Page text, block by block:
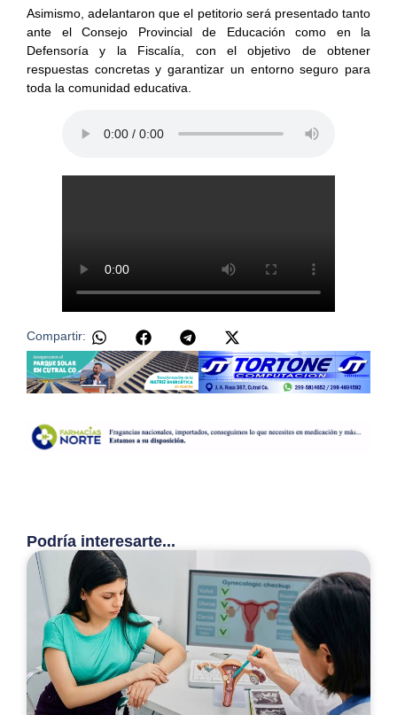
Asimismo, adelantaron que el petitorio será presentado tanto
ante el Consejo Provincial de Educación como en la
Defensoría y la Fiscalía, con el objetivo de obtener
respuestas concretas y garantizar un entorno seguro para
toda la comunidad educativa.
Compartir:
Podría interesarte...